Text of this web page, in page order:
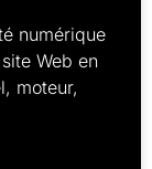
numérique
Web en
moteur,